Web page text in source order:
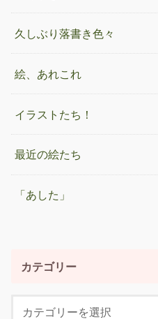
久しぶり落書き色々
絵、あれこれ
イラストたち！
最近の絵たち
「あした」
カテゴリー